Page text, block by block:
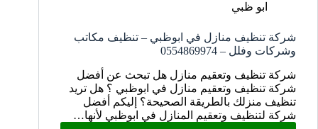
ابو ظبي
شركة تنظيف منازل في ابوظبي – تنظيف مكاتب
وشركات وفلل – 0554869974
شركة تنظيف وتعقيم منازل هل تبحث عن أفضل
شركة تنظيف وتعقيم منازل في ابوظبي ؟ هل تريد
تنظيف منزلك بالطريقة الصحيحة؟ إليكم أفضل
شركة لتنظيف وتعقيم المنازل في ابوظبي لأنها…